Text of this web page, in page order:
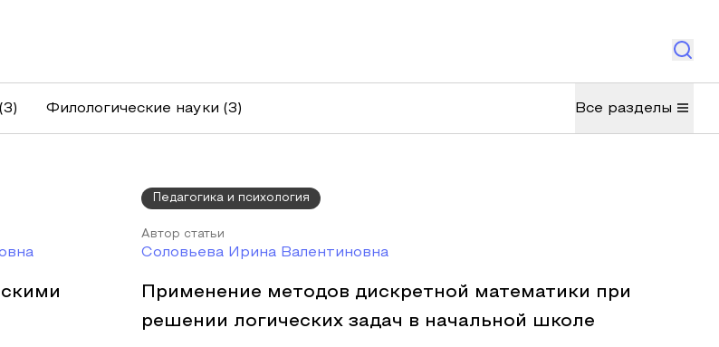
(3) Филологические науки (3) Все разделы
Педагогика и психология
Автор статьи
Соловьева Ирина Валентиновна
Применение методов дискретной математики при
решении логических задач в начальной школе